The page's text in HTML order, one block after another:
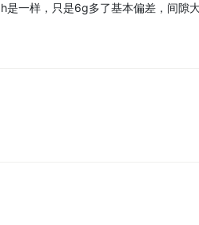
一样，只是6g多了基本偏差，间隙